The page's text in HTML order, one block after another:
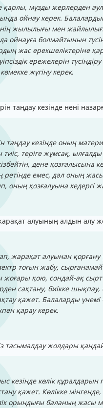
қарлы, мұзды жерлерден
ойнау керек.
жылылығы мен
ойнауға болмайтынын
жас ерекшеліктеріне
ережелерін
жүгіну керек.
таңдау кезінде нені
таңдау кезінде оның
теріге жұмсақ,
дене қозғалысына
ретінде емес, дәл оның
оның қозғалуына кедергі
алуының алдын алу
жарақат алуынан
тоғын жабу,
жоғары қою, сондай-ақ
сақтану, биікке
қажет. Балаларды үнемі
қарау керек.
тасымалдау жолдары
кезінде көлік құралдарын
қажет. Көлікке мінгенде,
орындығы баланың жасы